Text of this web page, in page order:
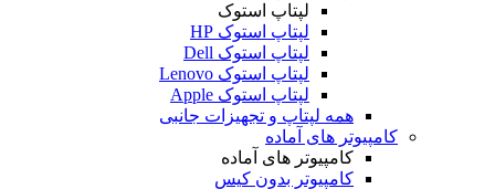
لپتاپ استوک
لپتاپ استوک HP
لپتاپ استوک Dell
لپتاپ استوک Lenovo
لپتاپ استوک Apple
همه لپتاپ و تجهیزات جانبی
کامپیوتر های آماده
کامپیوتر های آماده
کامپیوتر بدون کیس